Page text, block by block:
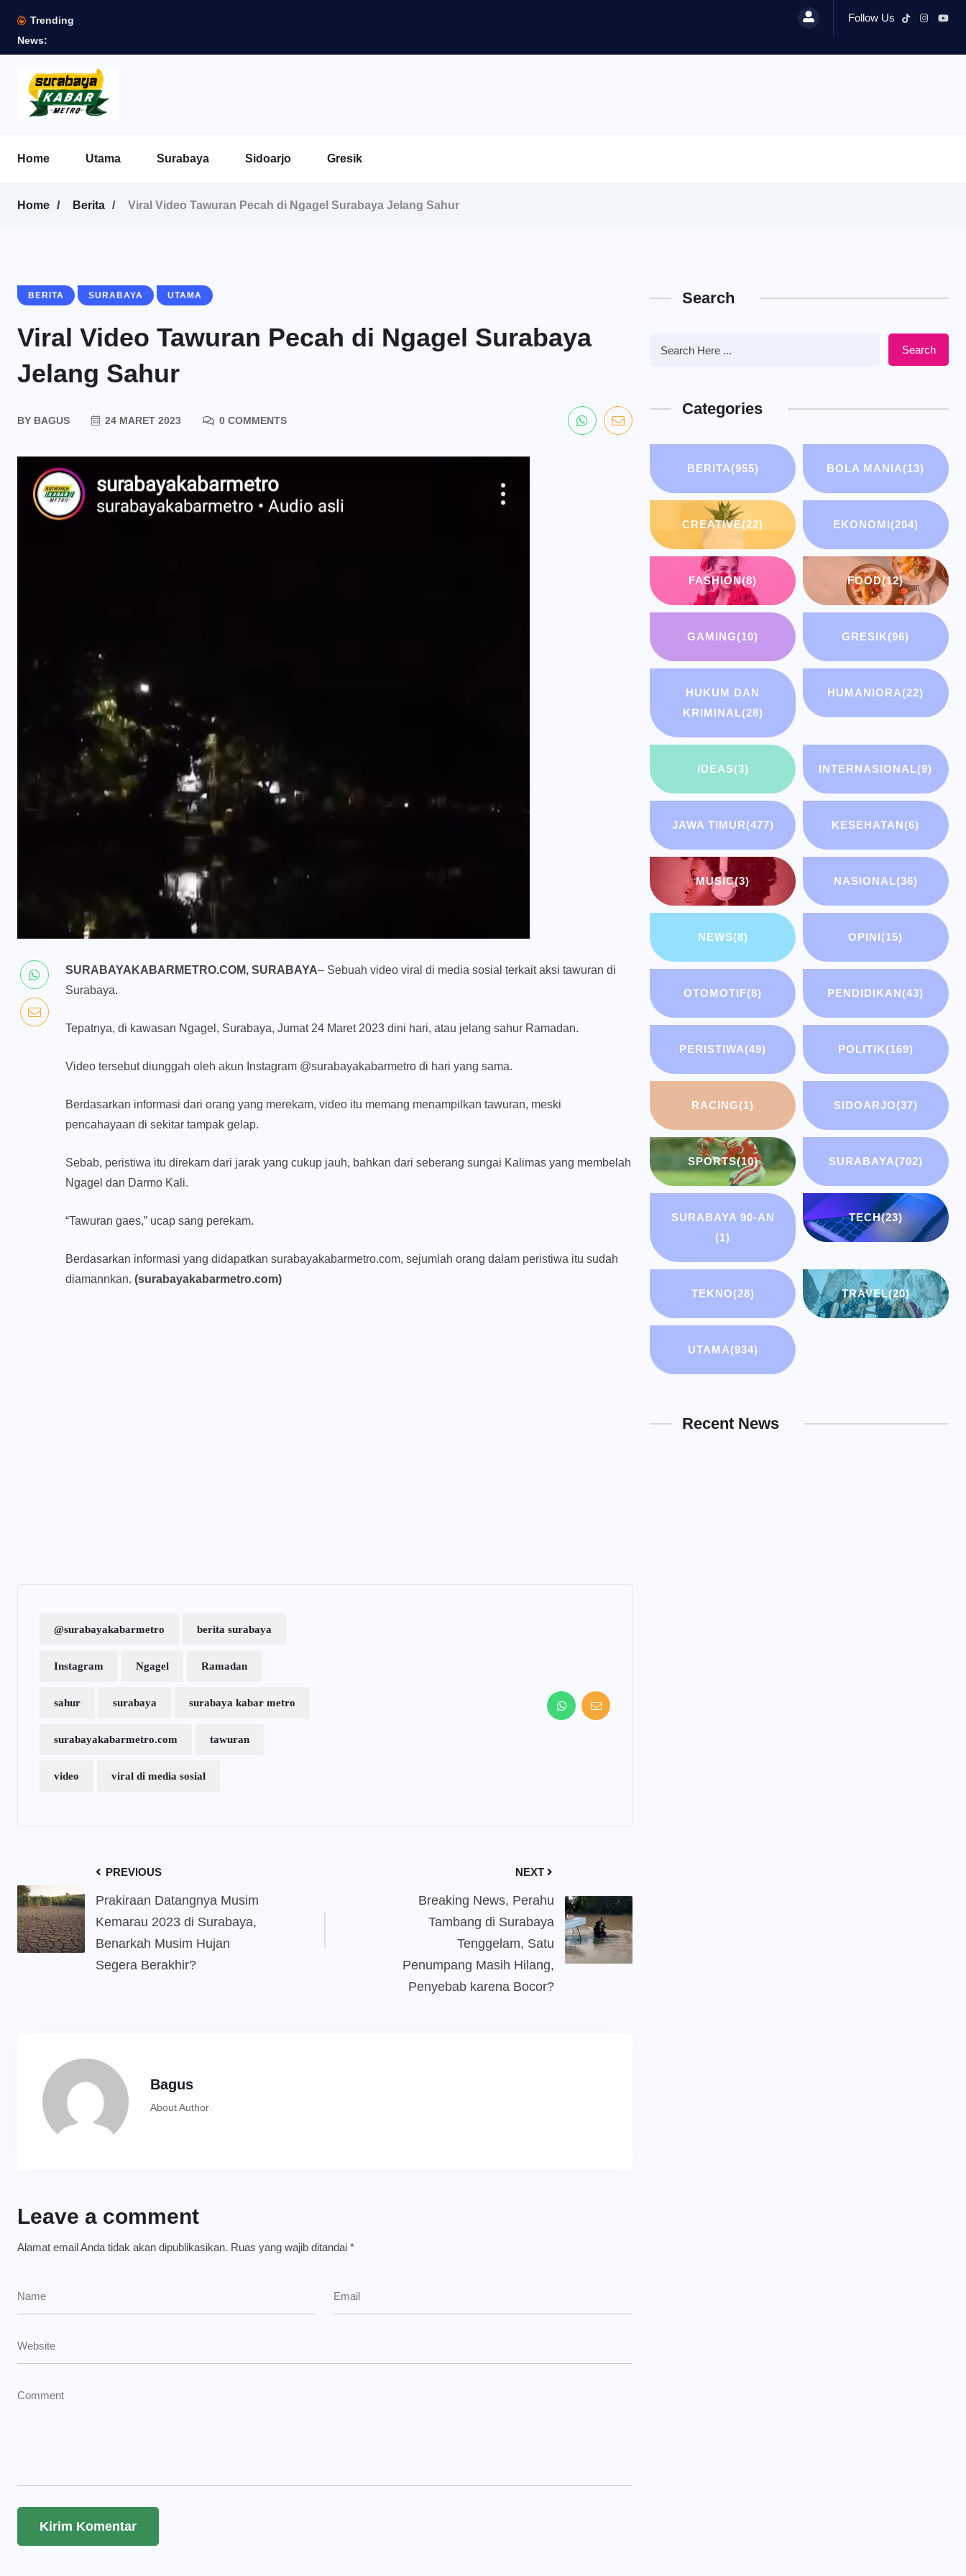
Trending
News:
Follow Us
Home Utama Surabaya Sidoarjo Gresik
Home Berita Viral Video Tawuran Pecah di Ngagel Surabaya Jelang Sahur
BERITA SURABAYA UTAMA
Viral Video Tawuran Pecah di Ngagel Surabaya
Jelang Sahur
BY BAGUS 24 MARET 2023 0 COMMENTS
SURABAYAKABARMETRO.COM, SURABAYA– Sebuah video viral di media sosial terkait aksi tawuran di
Surabaya.
Tepatnya, di kawasan Ngagel, Surabaya, Jumat 24 Maret 2023 dini hari, atau jelang sahur Ramadan.
Video tersebut diunggah oleh akun Instagram @surabayakabarmetro di hari yang sama.
Berdasarkan informasi dari orang yang merekam, video itu memang menampilkan tawuran, meski
pencahayaan di sekitar tampak gelap.
Sebab, peristiwa itu direkam dari jarak yang cukup jauh, bahkan dari seberang sungai Kalimas yang membelah
Ngagel dan Darmo Kali.
“Tawuran gaes,” ucap sang perekam.
Berdasarkan informasi yang didapatkan surabayakabarmetro.com, sejumlah orang dalam peristiwa itu sudah
diamannkan. (surabayakabarmetro.com)
@surabayakabarmetro berita surabaya
Instagram Ngagel Ramadan
sahur surabaya surabaya kabar metro
surabayakabarmetro.com tawuran
video viral di media sosial
PREVIOUS
Prakiraan Datangnya Musim
Kemarau 2023 di Surabaya,
Benarkah Musim Hujan
Segera Berakhir?
NEXT
Breaking News, Perahu
Tambang di Surabaya
Tenggelam, Satu
Penumpang Masih Hilang,
Penyebab karena Bocor?
Bagus
About Author
Leave a comment
Alamat email Anda tidak akan dipublikasikan. Ruas yang wajib ditandai *
Search
Search
Categories
BERITA(955) BOLA MANIA(13)
CREATIVE(22) EKONOMI(204)
FASHION(8) FOOD(12)
GAMING(10) GRESIK(96)
HUKUM DAN
KRIMINAL(28)
HUMANIORA(22)
IDEAS(3) INTERNASIONAL(9)
JAWA TIMUR(477) KESEHATAN(6)
MUSIC(3) NASIONAL(36)
NEWS(8) OPINI(15)
OTOMOTIF(8) PENDIDIKAN(43)
PERISTIWA(49) POLITIK(169)
RACING(1) SIDOARJO(37)
SPORTS(10) SURABAYA(702)
SURABAYA 90-AN
(1)
TECH(23)
TEKNO(28) TRAVEL(20)
UTAMA(934)
Recent News